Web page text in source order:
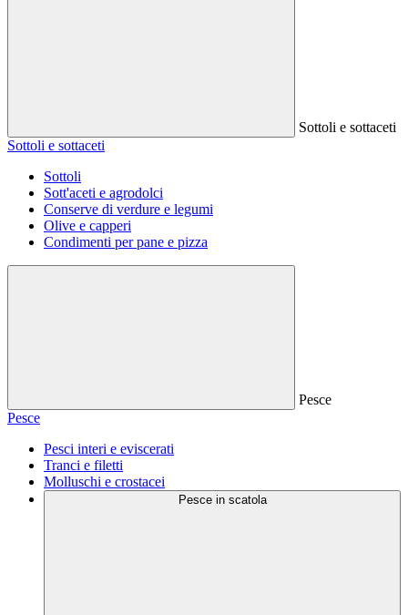
Sottoli e sottaceti
Sottoli e sottaceti
Sottoli
Sott'aceti e agrodolci
Conserve di verdure e legumi
Olive e capperi
Condimenti per pane e pizza
Pesce
Pesce
Pesci interi e eviscerati
Tranci e filetti
Molluschi e crostacei
Pesce in scatola